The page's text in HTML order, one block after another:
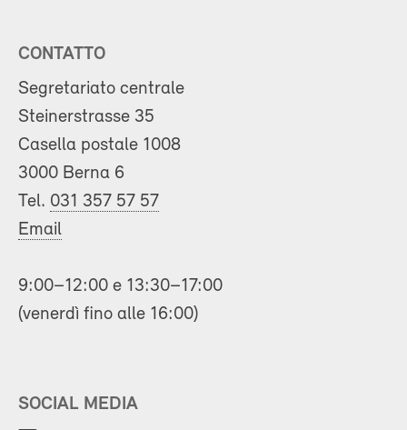
CONTATTO
Segretariato centrale
Steinerstrasse 35
Casella postale 1008
3000 Berna 6
Tel. 031 357 57 57
Email
9:00–12:00 e 13:30–17:00
(venerdì fino alle 16:00)
SOCIAL MEDIA